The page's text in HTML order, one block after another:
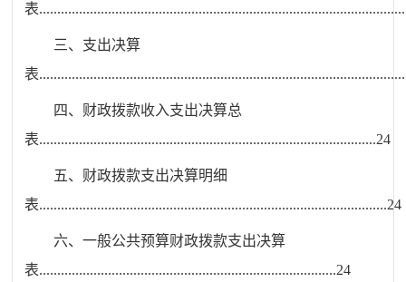
表
三、 支出决算
表
四、 财政拨款收入支出决算总
表.............................................................................................24
五、 财政拨款支出决算明细
表................................................................................................24
六、一般公共预算财政拨款支出决算
表..................................................................................24